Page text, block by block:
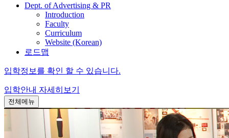
Dept. of Advertising & PR
Introduction
Faculty
Curriculum
Website (Korean)
로드맵
입학정보를 확인 할 수 있습니다.
입학안내 자세히보기
전체메뉴